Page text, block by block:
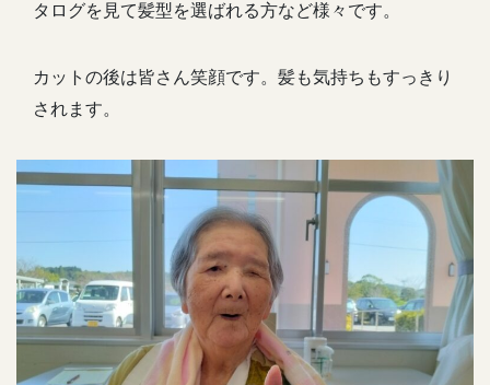
タログを見て髪型を選ばれる方など様々です。
カットの後は皆さん笑顔です。髪も気持ちもすっきり
されます。